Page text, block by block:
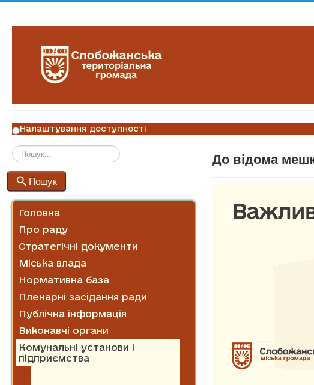
Налаштування доступності
Пошук
Головна
Про раду
Стратегічні документи
Міська влада
Нормативна база
Пленарні засідання ради
Публічна інформація
Виконавчі органи
Комунальні установи і
підприємства
До відома